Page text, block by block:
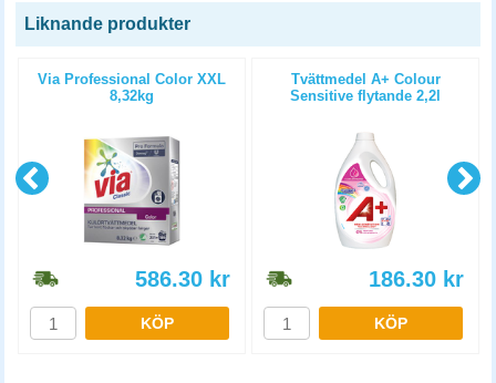
Liknande produkter
Via Professional Color XXL
8,32kg
586.30 kr
KÖP
Tvättmedel A+ Colour
Sensitive flytande 2,2l
186.30 kr
KÖP